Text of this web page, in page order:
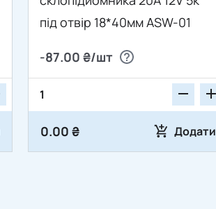
під отвір 18*40мм ASW-01
-87.00 ₴/шт
0.00 ₴ Додати